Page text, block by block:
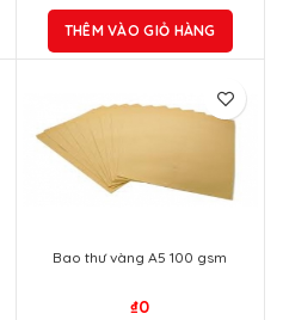
THÊM VÀO GIỎ HÀNG
Bao thư vàng A5 100 gsm
₫0